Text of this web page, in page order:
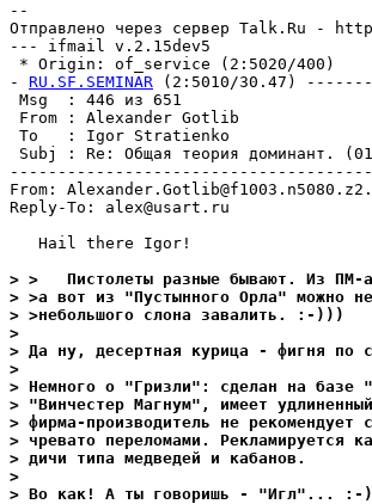
--
Отправлено через сервер Talk.Ru -
--- ifmail v.2.15dev5
* Origin: of_service (2:5020/400)
- RU.SF.SEMINAR (2:5010/30.47)
Msg  :
From : Alexander Gotlib
To   : Igor Stratienko
Subj : Re: Общая
From:
Reply-To: alex@usart.ru
   Hail there Igor!
> >   Пистолеты разные бывают. Из ПМ-
> >а вот из "Пустынного Орла" можно
> >небольшого слона завалить. :-)))
>
> Да ну, десертная курица - фигня
>
> Немного о "Гризли": сделан на базе
> "Винчестер Магнум", имеет
> фирма-производитель не
> чревато переломами. Рекламируется
> дичи типа медведей и кабанов.
>
> Во как! А ты говоришь - "Игл"... :-)